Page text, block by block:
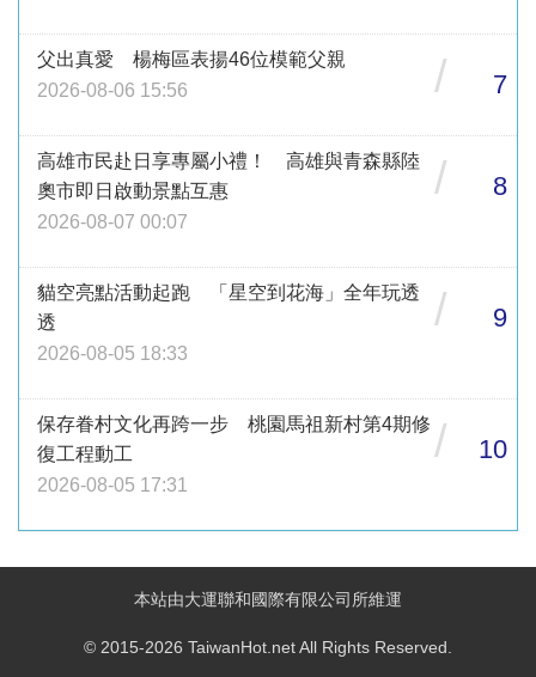
父出真愛 楊梅區表揚46位模範父親
2026-08-06 15:56
/ 7
高雄市民赴日享專屬小禮！ 高雄與青森縣陸
奧市即日啟動景點互惠
2026-08-07 00:07
/ 8
貓空亮點活動起跑 「星空到花海」全年玩透
透
2026-08-05 18:33
/ 9
保存眷村文化再跨一步 桃園馬祖新村第4期修
復工程動工
2026-08-05 17:31
/ 10
本站由大運聯和國際有限公司所維運
© 2015-2026 TaiwanHot.net All Rights Reserved.